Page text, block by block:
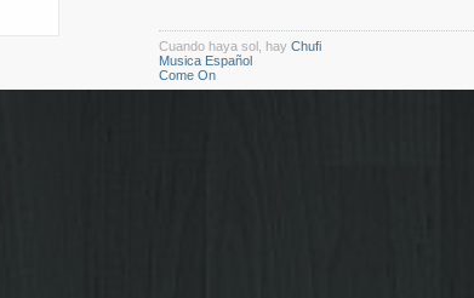
Cuando haya sol, hay Chufi
Musica Español
Come On